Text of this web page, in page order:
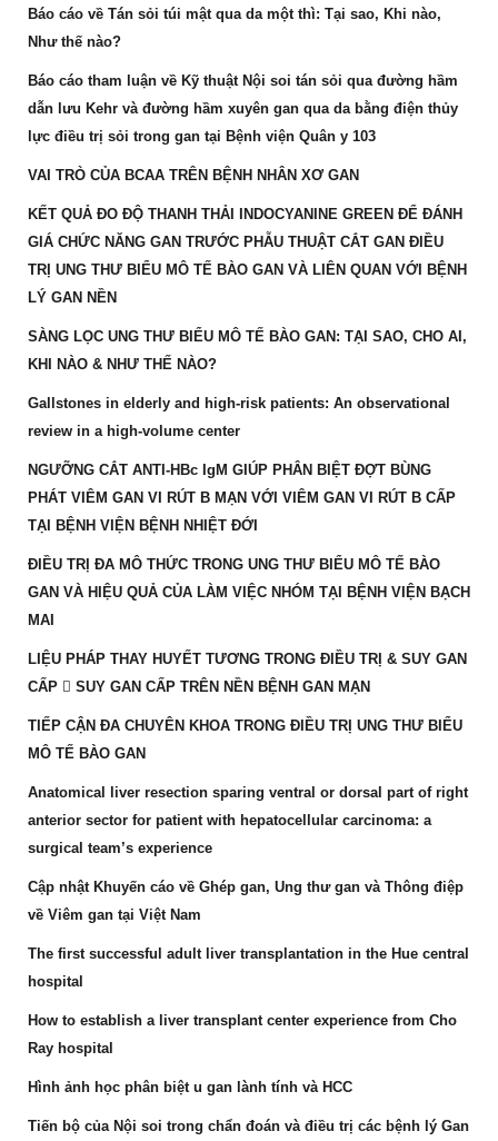
Báo cáo về Tán sỏi túi mật qua da một thì: Tại sao, Khi nào,
Như thế nào?
Báo cáo tham luận về Kỹ thuật Nội soi tán sỏi qua đường hầm
dẫn lưu Kehr và đường hầm xuyên gan qua da bằng điện thủy
lực điều trị sỏi trong gan tại Bệnh viện Quân y 103
VAI TRÒ CỦA BCAA TRÊN BỆNH NHÂN XƠ GAN
KẾT QUẢ ĐO ĐỘ THANH THẢI INDOCYANINE GREEN ĐỂ ĐÁNH
GIÁ CHỨC NĂNG GAN TRƯỚC PHẪU THUẬT CẮT GAN ĐIỀU
TRỊ UNG THƯ BIỂU MÔ TẾ BÀO GAN VÀ LIÊN QUAN VỚI BỆNH
LÝ GAN NỀN
SÀNG LỌC UNG THƯ BIỂU MÔ TẾ BÀO GAN: TẠI SAO, CHO AI,
KHI NÀO & NHƯ THẾ NÀO?
Gallstones in elderly and high-risk patients: An observational
review in a high-volume center
NGƯỠNG CẮT ANTI-HBc IgM GIÚP PHÂN BIỆT ĐỢT BÙNG
PHÁT VIÊM GAN VI RÚT B MẠN VỚI VIÊM GAN VI RÚT B CẤP
TẠI BỆNH VIỆN BỆNH NHIỆT ĐỚI
ĐIỀU TRỊ ĐA MÔ THỨC TRONG UNG THƯ BIỂU MÔ TẾ BÀO
GAN VÀ HIỆU QUẢ CỦA LÀM VIỆC NHÓM TẠI BỆNH VIỆN BẠCH
MAI
LIỆU PHÁP THAY HUYẾT TƯƠNG TRONG ĐIỀU TRỊ & SUY GAN
CẤP  SUY GAN CẤP TRÊN NỀN BỆNH GAN MẠN
TIẾP CẬN ĐA CHUYÊN KHOA TRONG ĐIỀU TRỊ UNG THƯ BIỂU
MÔ TẾ BÀO GAN
Anatomical liver resection sparing ventral or dorsal part of right
anterior sector for patient with hepatocellular carcinoma: a
surgical team’s experience
Cập nhật Khuyến cáo về Ghép gan, Ung thư gan và Thông điệp
về Viêm gan tại Việt Nam
The first successful adult liver transplantation in the Hue central
hospital
How to establish a liver transplant center experience from Cho
Ray hospital
Hình ảnh học phân biệt u gan lành tính và HCC
Tiến bộ của Nội soi trong chẩn đoán và điều trị các bệnh lý Gan